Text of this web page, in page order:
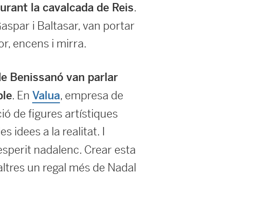
la cavalcada de Reis.
i Baltasar, van portar
encens i mirra.
Benissanó van parlar
. En Valua, empresa de
de figures artístiques
idees a la realitat. I
nadalenc. Crear esta
un regal més de Nadal